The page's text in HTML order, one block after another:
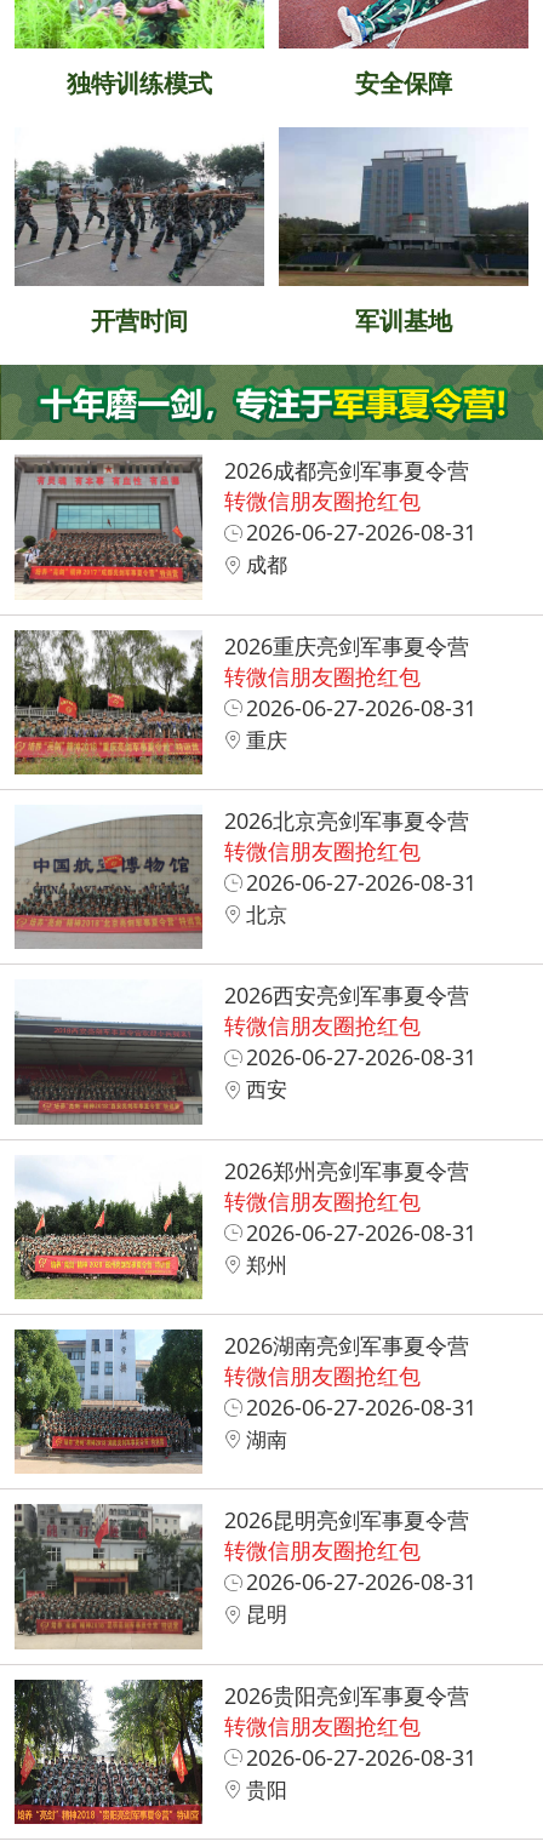
独特训练模式 安全保障
开营时间 军训基地
2026成都亮剑军事夏令营
转微信朋友圈抢红包
2026-06-27-2026-08-31
成都
2026重庆亮剑军事夏令营
转微信朋友圈抢红包
2026-06-27-2026-08-31
重庆
2026北京亮剑军事夏令营
转微信朋友圈抢红包
2026-06-27-2026-08-31
北京
2026西安亮剑军事夏令营
转微信朋友圈抢红包
2026-06-27-2026-08-31
西安
2026郑州亮剑军事夏令营
转微信朋友圈抢红包
2026-06-27-2026-08-31
郑州
2026湖南亮剑军事夏令营
转微信朋友圈抢红包
2026-06-27-2026-08-31
湖南
2026昆明亮剑军事夏令营
转微信朋友圈抢红包
2026-06-27-2026-08-31
昆明
2026贵阳亮剑军事夏令营
转微信朋友圈抢红包
2026-06-27-2026-08-31
贵阳